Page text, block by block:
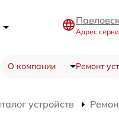
Адрес
О компании Ремонт
устройств